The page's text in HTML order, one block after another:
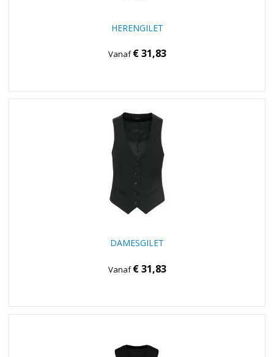
HERENGILET
Vanaf€ 31,83
DAMESGILET
Vanaf€ 31,83